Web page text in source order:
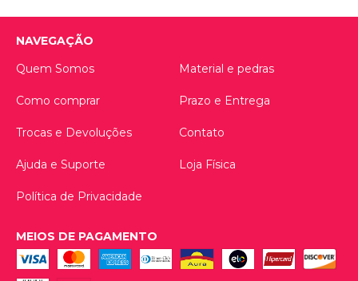
NAVEGAÇÃO
Quem Somos
Material e pedras
Como comprar Prazo e Entrega
Trocas e Devoluções Contato
Ajuda e Suporte Loja Física
Política de Privacidade
MEIOS DE PAGAMENTO